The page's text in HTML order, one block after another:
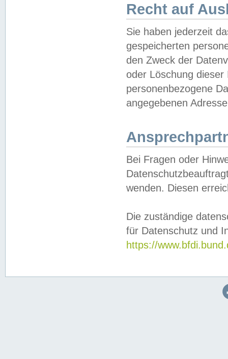
Recht auf
Sie haben jederzeit
gespeicherten
den Zweck der
oder Löschung
personenbezogene
angegebenen
Bei Fragen oder
wenden. Diesen
Die zuständige
für Datenschutz und
https://